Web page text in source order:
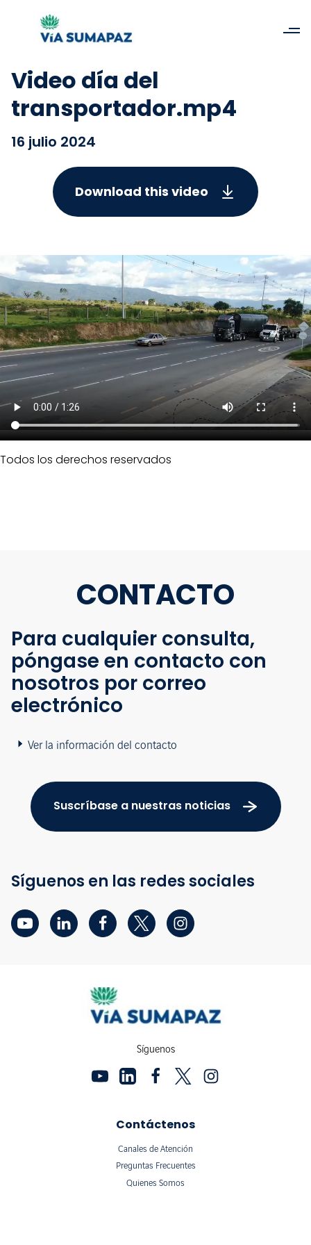
Video día del
transportador.mp4
16 julio 2024
Download this video
Todos los derechos reservados
CONTACTO
Para cualquier consulta,
póngase en contacto con
nosotros por correo
electrónico
Ver la información del contacto
Suscríbase a nuestras noticias
Síguenos en las redes sociales
Síguenos
Contáctenos
Canales de Atención
Preguntas Frecuentes
Quienes Somos